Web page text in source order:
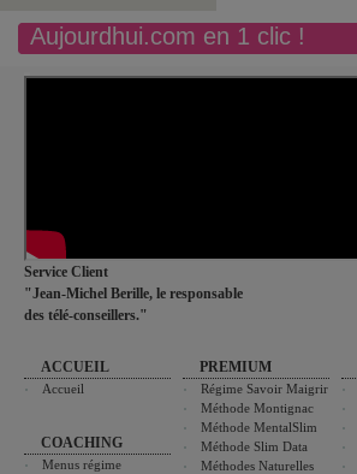
Aujourdhui.com en 1 clic !
Service Client
"Jean-Michel Berille, le responsable
des télé-conseillers."
ACCUEIL
Accueil
COACHING
Menus régime
PREMIUM
Régime Savoir Maigrir
Méthode Montignac
Méthode MentalSlim
Méthode Slim Data
Méthodes Naturelles